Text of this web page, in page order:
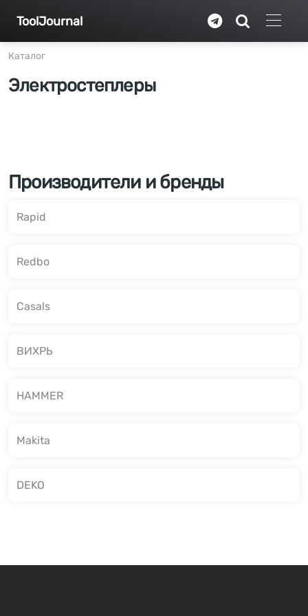
ToolJournal
Каталог
Электростеплеры
Производители и бренды
Rapid
Redbo
Casals
ВИХРЬ
HAMMER
Makita
DEKO